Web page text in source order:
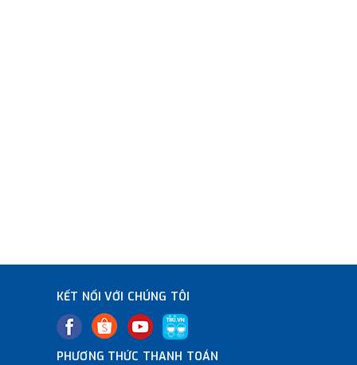
KẾT NỐI VỚI CHÚNG TÔI
PHƯƠNG THỨC THANH TOÁN